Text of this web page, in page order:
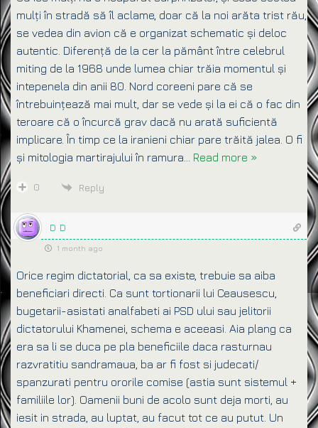
mulți în stradă să îl aclame, doar că la noi arăta trist rău,
se vedea din avion că e organizat schematic și deloc
autentic. Diferență de la cer la pământ între celebrul
miting de la 1968 unde lumea chiar trăia momentul și
intepenela din anii 80. Nord coreeni pare că se
întrebuințează mai mult, dar se vede și la ei că o fac din
teroare că o încurcă grav dacă nu arată suficientă
implicare. În timp ce la iranieni chiar pare trăită jalea. O fi
și mitologia martirajului în ramura
Read more »
0 Reply
D D
1 month ago
Orice regim dictatorial, ca sa existe, trebuie sa aiba
beneficiari directi. Ca sunt tortionarii lui Ceausescu,
bugetarii-asistati analfabeti ai PSD ului sau jelitorii
dictatorului Khamenei, schema e aceeasi. Aia plang ca
era sa li se duca pe pla beneficiile daca rasturnau
razvratitiu sandramaua, ba ar fi fost si judecati/
spanzurati pentru ororile comise (astia sunt sistemul +
familiile lor). Oamenii buni de acolo sunt deja morti, au
iesit in strada, au luptat, au facut tot ce au putut. Un